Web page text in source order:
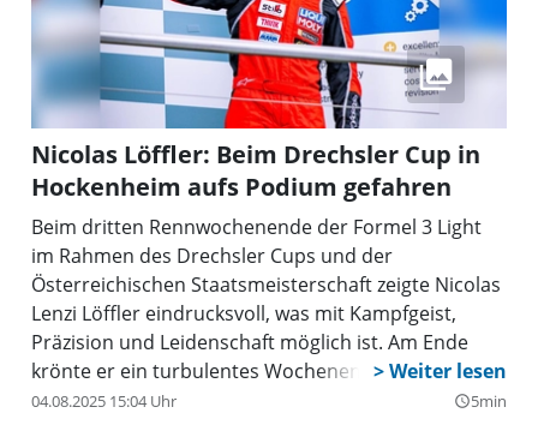
Nicolas Löffler: Beim Drechsler Cup in
Hockenheim aufs Podium gefahren
Beim dritten Rennwochenende der Formel 3 Light
im Rahmen des Drechsler Cups und der
Österreichischen Staatsmeisterschaft zeigte Nicolas
Lenzi Löffler eindrucksvoll, was mit Kampfgeist,
Präzision und Leidenschaft möglich ist. Am Ende
krönte er ein turbulentes Wochenende mit einem
starken 3. Platz – und das trotz technischer
04.08.2025 15:04 Uhr query_builder5min